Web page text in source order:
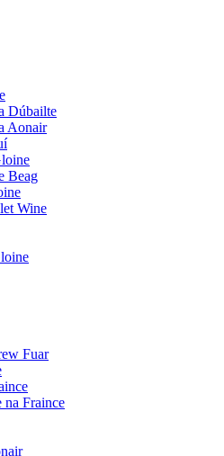
Dúbailte
Aonair
Beag
Wine
Fuar
na Fraince